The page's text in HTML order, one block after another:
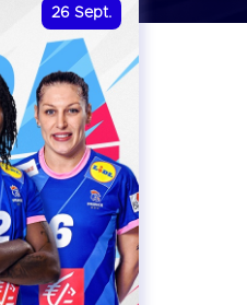
26 Sept.